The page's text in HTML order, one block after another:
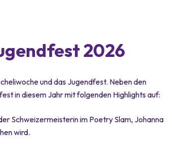
2026
und das Jugendfest. Neben den
in diesem Jahr mit folgenden Highlights auf:
Schweizermeisterin im Poetry Slam, Johanna
wird.